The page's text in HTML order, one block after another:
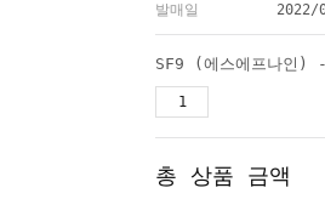
발매일 2022/
총 상품 금액